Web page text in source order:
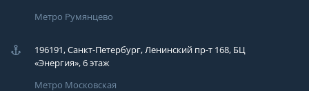
Метро Румянцево
196191, Санкт-Петербург, Ленинский пр-т 168, БЦ
«Энергия», 6 этаж
Метро Московская